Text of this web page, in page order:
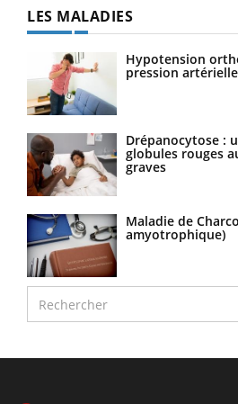
LES MALADIES
Hypotension
pression
Drépanocytose :
globules rouges
graves
Maladie de
amyotrophique)